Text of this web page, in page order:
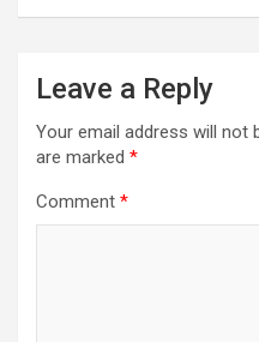
Leave a Reply
Your email address will not
are marked *
Comment *